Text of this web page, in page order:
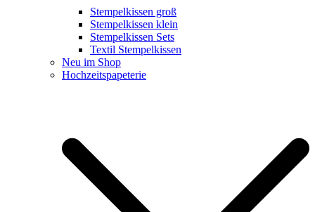
Stempelkissen groß
Stempelkissen klein
Stempelkissen Sets
Textil Stempelkissen
Neu im Shop
Hochzeitspapeterie